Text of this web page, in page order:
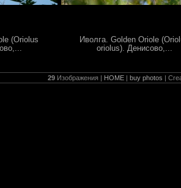
(Oriolus
Иволга. Golden Oriole
oriolus). Денисово,...
29 Изображения | HOME | buy photos |